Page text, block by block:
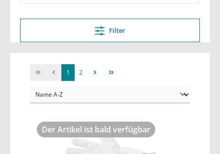
Filter
1 2
Der Artikel ist bald verfügbar